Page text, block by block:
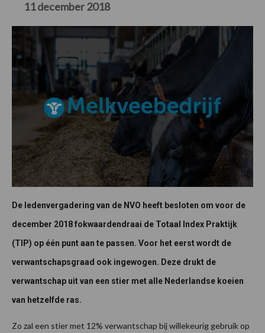
11 december 2018
De ledenvergadering van de NVO heeft besloten om voor de
december 2018 fokwaardendraai de Totaal Index Praktijk
(TIP) op één punt aan te passen. Voor het eerst wordt de
verwantschapsgraad ook ingewogen. Deze drukt de
verwantschap uit van een stier met alle Nederlandse koeien
van hetzelfde ras.
Zo zal een stier met 12% verwantschap bij willekeurig gebruik op